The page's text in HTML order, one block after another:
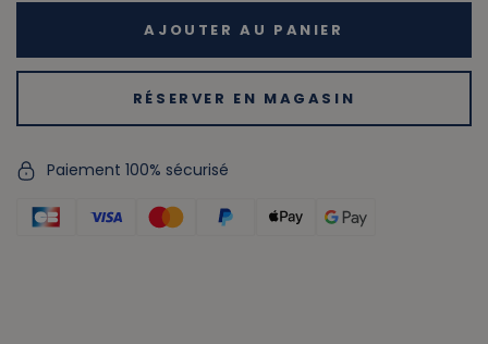
AJOUTER AU PANIER
RÉSERVER EN MAGASIN
Paiement 100% sécurisé